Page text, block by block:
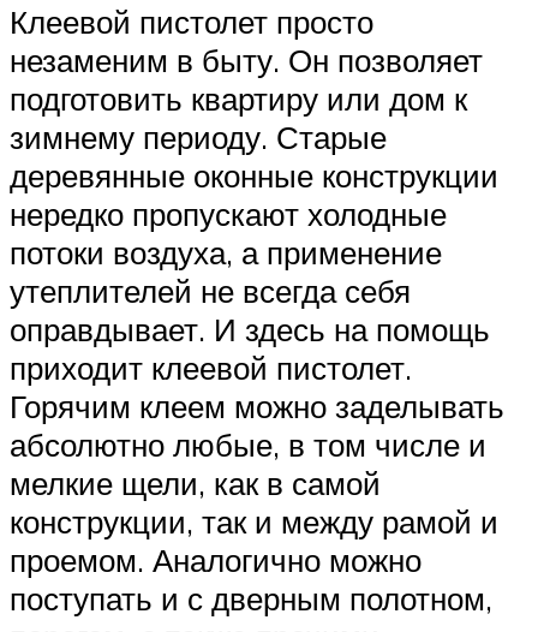
Клеевой пистолет просто
незаменим в быту. Он позволяет
подготовить квартиру или дом к
зимнему периоду. Старые
деревянные оконные конструкции
нередко пропускают холодные
потоки воздуха, а применение
утеплителей не всегда себя
оправдывает. И здесь на помощь
приходит клеевой пистолет.
Горячим клеем можно заделывать
абсолютно любые, в том числе и
мелкие щели, как в самой
конструкции, так и между рамой и
проемом. Аналогично можно
поступать и с дверным полотном,